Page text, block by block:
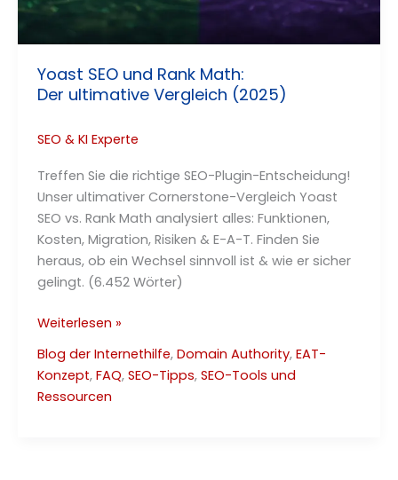
Yoast SEO und Rank Math:
Der ultimative Vergleich (2025)
SEO & KI Experte
Treffen Sie die richtige SEO-Plugin-Entscheidung!
Unser ultimativer Cornerstone-Vergleich Yoast
SEO vs. Rank Math analysiert alles: Funktionen,
Kosten, Migration, Risiken & E-A-T. Finden Sie
heraus, ob ein Wechsel sinnvoll ist & wie er sicher
gelingt. (6.452 Wörter)
Yoast
und
Rank
Math:
Weiterlesen »
Blog der Internethilfe, Domain Authority, EAT-
Konzept, FAQ, SEO-Tipps, SEO-Tools und
Ressourcen